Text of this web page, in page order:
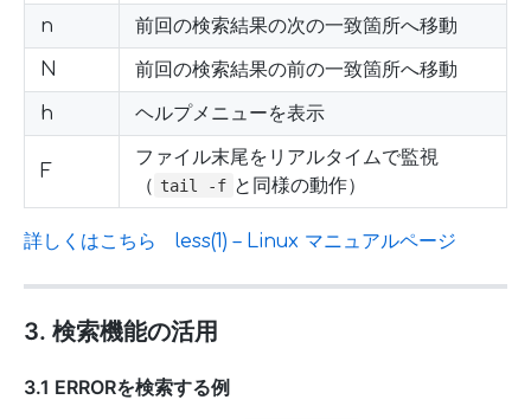
n 前回の検索結果の次の一致箇所へ移動
N 前回の検索結果の前の一致箇所へ移動
h ヘルプメニューを表示
F
ファイル末尾をリアルタイムで監視
（ tail -f と同様の動作）
詳しくはこちら less(1) – Linux マニュアルページ
3. 検索機能の活用
3.1 ERRORを検索する例